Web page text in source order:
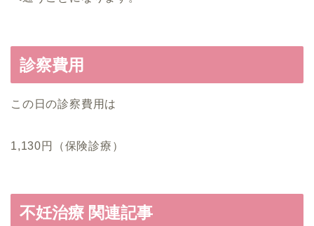
診察費用
この日の診察費用は
1,130円（保険診療）
不妊治療 関連記事